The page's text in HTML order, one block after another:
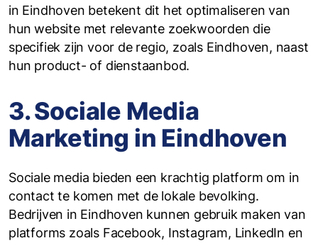
in Eindhoven betekent dit het optimaliseren van
hun website met relevante zoekwoorden die
specifiek zijn voor de regio, zoals Eindhoven, naast
hun product- of dienstaanbod.
3. Sociale Media
Marketing in Eindhoven
Sociale media bieden een krachtig platform om in
contact te komen met de lokale bevolking.
Bedrijven in Eindhoven kunnen gebruik maken van
platforms zoals Facebook, Instagram, LinkedIn en